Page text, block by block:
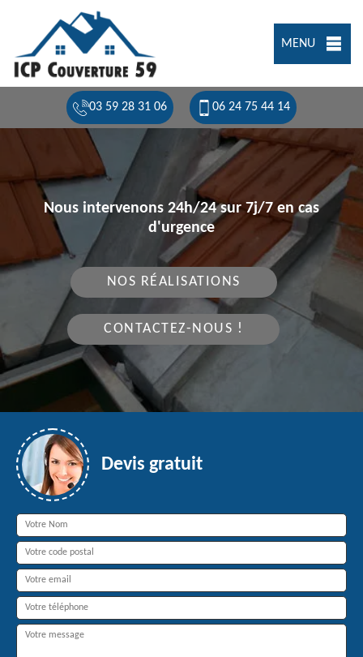
MENU
03 59 28 31 06 06 24 75 44 14
Nous intervenons 24h/24 sur 7j/7 en cas
d'urgence
NOS RÉALISATIONS
CONTACTEZ-NOUS !
Devis gratuit